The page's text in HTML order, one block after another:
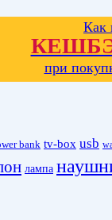
Как
при
bank tv-box usb
лампа